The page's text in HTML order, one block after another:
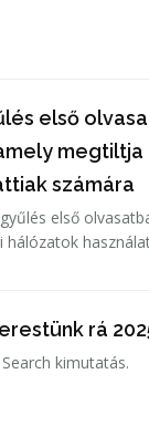
első
megtiltja
számára
első
rá
kimutatás.